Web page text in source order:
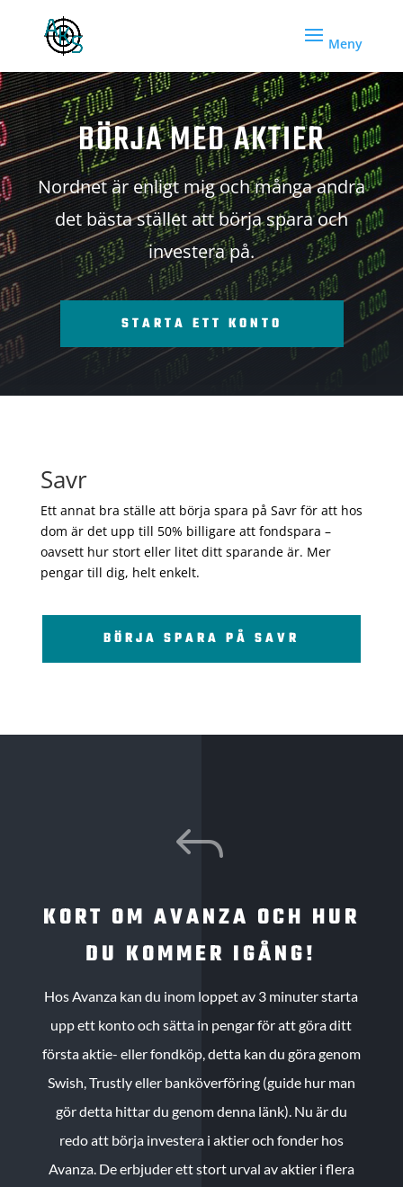
BÖRJA MED AKTIER
Nordnet är enligt mig och många andra
det bästa stället att börja spara och
investera på.
STARTA ETT KONTO
Savr
Ett annat bra ställe att börja spara på Savr för att hos
dom är det upp till 50% billigare att fondspara –
oavsett hur stort eller litet ditt sparande är. Mer
pengar till dig, helt enkelt.
BÖRJA SPARA PÅ SAVR
J
KORT OM AVANZA OCH HUR
DU KOMMER IGÅNG!
Hos Avanza kan du inom loppet av 3 minuter starta
upp ett konto och sätta in pengar för att göra ditt
första aktie- eller fondköp, detta kan du göra genom
Swish, Trustly eller banköverföring (guide hur man
gör detta hittar du genom denna länk). Nu är du
redo att börja investera i aktier och fonder hos
Avanza. De erbjuder ett stort urval av aktier i flera